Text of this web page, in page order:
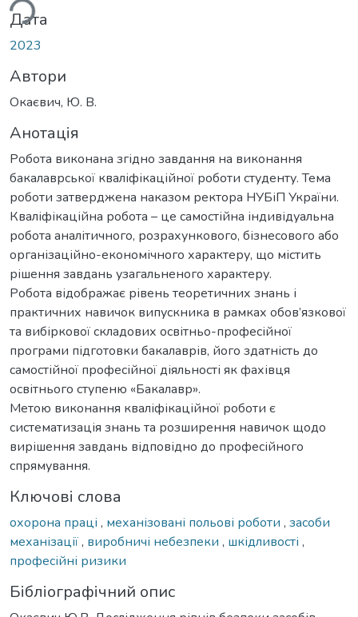
Дата
2023
Автори
Окаєвич, Ю. В.
Анотація
Робота виконана згідно завдання на виконання
бакалаврської кваліфікаційної роботи студенту. Тема
роботи затверджена наказом ректора НУБіП України.
Кваліфікаційна робота – це самостійна індивідуальна
робота аналітичного, розрахункового, бізнесового або
організаційно-економічного характеру, що містить
рішення завдань узагальненого характеру.
Робота відображає рівень теоретичних знань і
практичних навичок випускника в рамках обов’язкової
та вибіркової складових освітньо-професійної
програми підготовки бакалаврів, його здатність до
самостійної професійної діяльності як фахівця
освітнього ступеню «Бакалавр».
Метою виконання кваліфікаційної роботи є
систематизація знань та розширення навичок щодо
вирішення завдань відповідно до професійного
спрямування.
Ключові слова
охорона праці , механізовані польові роботи , засоби
механізації, виробничі небезпеки , шкідливості ,
професійні ризики
Бібліографічний опис